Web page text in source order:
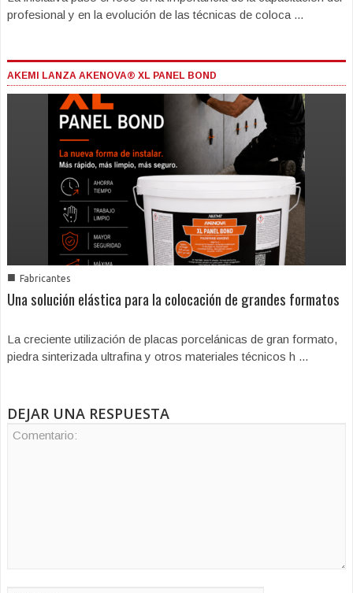
profesional y en la evolución de las técnicas de coloca ...
AKEMI LANZA AKENOVA® XL PANEL BOND
■ Fabricantes
Una solución elástica para la colocación de grandes formatos
La creciente utilización de placas porcelánicas de gran formato,
piedra sinterizada ultrafina y otros materiales técnicos h ...
DEJAR UNA RESPUESTA